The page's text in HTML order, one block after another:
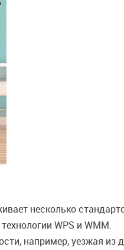
несколько
WPS и WMM.
например, уезжая